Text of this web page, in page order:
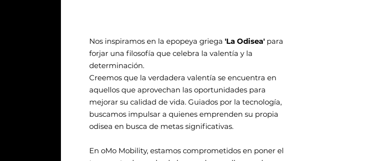
Nos inspiramos en la epopeya griega'La Odisea' para
forjar una filosofía que celebra la valentía y la
determinación.
Creemos que la verdadera valentía se encuentra en
aquellos que aprovechan las oportunidades para
mejorar su calidad de vida. Guiados por la tecnología,
buscamos impulsar a quienes emprenden su propia
odisea en busca de metas significativas.
En oMo Mobility, estamos comprometidos en poner el